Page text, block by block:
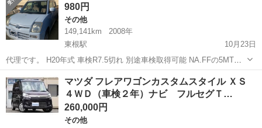
キャップとムーンディ...
980円
その他
149,141km
2008年
東根駅
10月23日
代理です。 H20年式 車検R7.5切れ 別途車検取得可能 NA.FFの5MT車
です。 走行距離約149,141km エンジン始動可能 現状渡し 仮ナンバ
ーにてお引き取りお願いします。 外観、内装は年式相応。 そ...
山形 東根市 東根駅 キャロル
マツダ フレアワゴンカスタムスタイル ＸＳ
４ＷＤ（車検２年）ナビ フルセグＴ…
260,000円
その他